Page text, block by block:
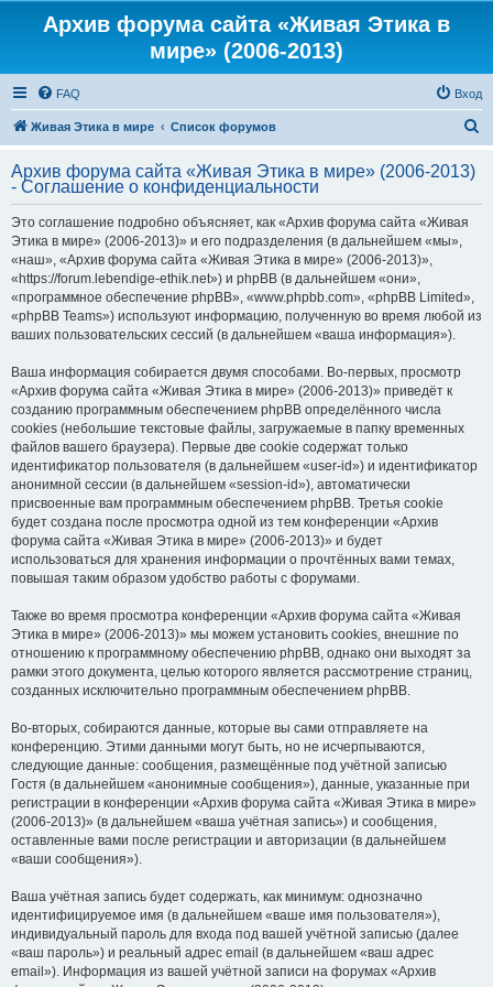
Архив форума сайта «Живая Этика в
мире» (2006-2013)
FAQ Вход
Живая Этика в мире Список форумов
с
Архив форума сайта «Живая Этика в мире» (2006-2013)
- Соглашение о конфиденциальности
Это соглашение подробно объясняет, как «Архив форума сайта «Живая
Этика в мире» (2006-2013)» и его подразделения (в дальнейшем «мы»,
«наш», «Архив форума сайта «Живая Этика в мире» (2006-2013)»,
«https://forum.lebendige-ethik.net») и phpBB (в дальнейшем «они»,
«программное обеспечение phpBB», «www.phpbb.com», «phpBB Limited»,
«phpBB Teams») используют информацию, полученную во время любой из
ваших пользовательских сессий (в дальнейшем «ваша информация»).
Ваша информация собирается двумя способами. Во-первых, просмотр
«Архив форума сайта «Живая Этика в мире» (2006-2013)» приведёт к
созданию программным обеспечением phpBB определённого числа
cookies (небольшие текстовые файлы, загружаемые в папку временных
файлов вашего браузера). Первые две cookie содержат только
идентификатор пользователя (в дальнейшем «user-id») и идентификатор
анонимной сессии (в дальнейшем «session-id»), автоматически
присвоенные вам программным обеспечением phpBB. Третья cookie
будет создана после просмотра одной из тем конференции «Архив
форума сайта «Живая Этика в мире» (2006-2013)» и будет
использоваться для хранения информации о прочтённых вами темах,
повышая таким образом удобство работы с форумами.
Также во время просмотра конференции «Архив форума сайта «Живая
Этика в мире» (2006-2013)» мы можем установить cookies, внешние по
отношению к программному обеспечению phpBB, однако они выходят за
рамки этого документа, целью которого является рассмотрение страниц,
созданных исключительно программным обеспечением phpBB.
Во-вторых, собираются данные, которые вы сами отправляете на
конференцию. Этими данными могут быть, но не исчерпываются,
следующие данные: сообщения, размещённые под учётной записью
Гостя (в дальнейшем «анонимные сообщения»), данные, указанные при
регистрации в конференции «Архив форума сайта «Живая Этика в мире»
(2006-2013)» (в дальнейшем «ваша учётная запись») и сообщения,
оставленные вами после регистрации и авторизации (в дальнейшем
«ваши сообщения»).
Ваша учётная запись будет содержать, как минимум: однозначно
идентифицируемое имя (в дальнейшем «ваше имя пользователя»),
индивидуальный пароль для входа под вашей учётной записью (далее
«ваш пароль») и реальный адрес email (в дальнейшем «ваш адрес
email»). Информация из вашей учётной записи на форумах «Архив